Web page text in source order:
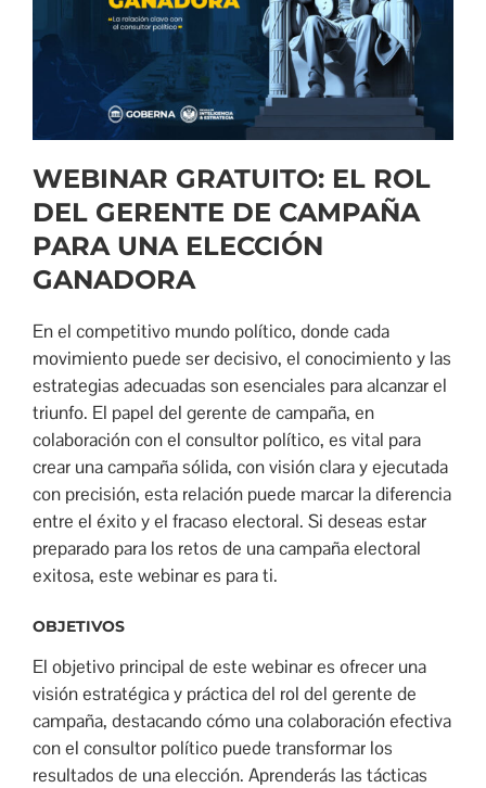
WEBINAR GRATUITO: EL ROL
DEL GERENTE DE CAMPAÑA
PARA UNA ELECCIÓN
GANADORA
En el competitivo mundo político, donde cada
movimiento puede ser decisivo, el conocimiento y las
estrategias adecuadas son esenciales para alcanzar el
triunfo. El papel del gerente de campaña, en
colaboración con el consultor político, es vital para
crear una campaña sólida, con visión clara y ejecutada
con precisión, esta relación puede marcar la diferencia
entre el éxito y el fracaso electoral. Si deseas estar
preparado para los retos de una campaña electoral
exitosa, este webinar es para ti.
OBJETIVOS
El objetivo principal de este webinar es ofrecer una
visión estratégica y práctica del rol del gerente de
campaña, destacando cómo una colaboración efectiva
con el consultor político puede transformar los
resultados de una elección. Aprenderás las tácticas